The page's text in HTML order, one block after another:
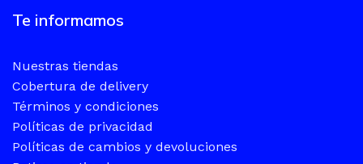
Te informamos
Nuestras tiendas
Cobertura de delivery
Términos y condiciones
Políticas de privacidad
Políticas de cambios y devoluciones